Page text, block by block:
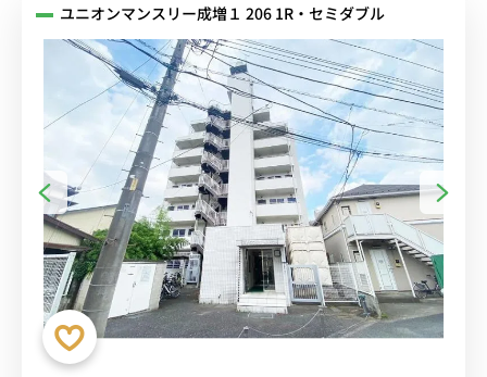
ユニオンマンスリー成増１ 206 1R・セミダブル